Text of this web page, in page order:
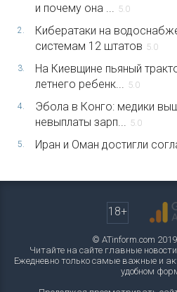
и почему она ...
5.0
2.
Кибератаки на
системам 12 штатов 5.0
3.
На Киевщине пьяный
летнего ребенк...
5.0
4.
Эбола в Конго: медики
невыплаты зарп...
5.0
5. Иран и Оман достигли
18+
© ATinform.com
Читайте на сайте главные
Ежедневно только самые важные и
удобном